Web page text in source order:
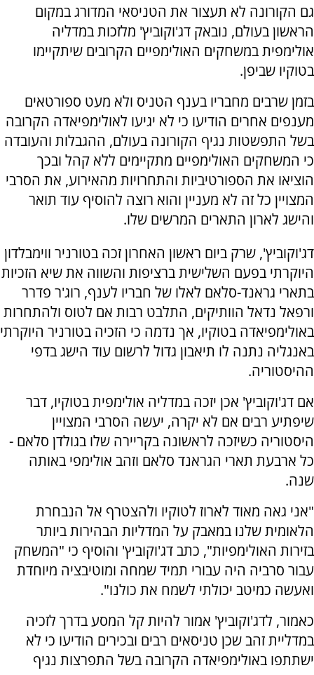
גם הקורונה לא תעצור את הטניסאי המדורג במקום
הראשון בעולם, נובאק דג'וקוביץ' מלזכות במדליה
אולימפית במשחקים האולימפיים הקרובים שיתקיימו
בטוקיו שביפן.
בזמן שרבים מחבריו בענף הטניס ולא מעט ספורטאים
מענפים אחרים הודיעו כי לא יגיעו לאולימפיאדה הקרובה
בשל התפשטות נגיף הקורונה בעולם, ההגבלות והעובדה
כי המשחקים האולימפיים מתקיימים ללא קהל ובכך
הוציאו את הספורטיביות והתחרויות מהאירוע, את הסרבי
המצויין כל זה לא מעניין והוא רוצה להוסיף עוד תואר
והישג לארון התארים המרשים שלו.
דג'וקוביץ', שרק ביום ראשון האחרון זכה בטורניר ווימבלדון
היוקרתי בפעם השלישית ברציפות והשווה את שיא הזכיות
בתארי גראנד-סלאם לאלו של חבריו לענף, רוג'ר פדרר
ורפאל נדאל הוותיקים, התלבט רבות אם לטוס ולהתחרות
באולימפיאדה בטוקיו, אך נדמה כי הזכיה בטורניר היוקרתי
באנגליה נתנה לו תיאבון גדול לרשום עוד הישג בדפי
ההיסטוריה.
אם דג'וקוביץ' אכן יזכה במדליה אולימפית בטוקיו, דבר
שיפתיע רבים אם לא יקרה, יעשה הסרבי המצויין
היסטוריה כשיזכה לראשונה בקריירה שלו בגולדן סלאם -
כל ארבעת תארי הגראנד סלאם וזהב אולימפי באותה
שנה.
"אני גאה מאוד לארוז לטוקיו ולהצטרף אל הנבחרת
הלאומית שלנו במאבק על המדליות הבהירות ביותר
בזירות האולימפיות", כתב דג'וקוביץ' והוסיף כי "המשחק
עבור סרביה היה עבורי תמיד שמחה ומוטיבציה מיוחדת
ואעשה כמיטב יכולתי לשמח את כולנו".
כאמור, לדג'וקוביץ' אמור להיות קל המסע בדרך לזכיה
במדליית זהב שכן טניסאים רבים ובכירים הודיעו כי לא
ישתתפו באולימפיאדה הקרובה בשל התפרצות נגיף